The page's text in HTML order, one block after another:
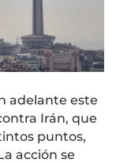
adelante este
Irán, que
puntos,
acción se